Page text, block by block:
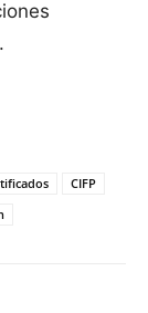
CIFP